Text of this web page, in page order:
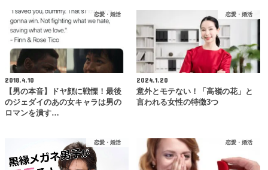
恋愛・婚活
2018.4.10
【男の本音】ドヤ顔に戦慄！最後
のジェダイのあの女キャラは男の
ロマンを潰す…
恋愛・婚活
2024.1.20
意外とモテない！「高嶺の花」と
言われる女性の特徴3つ
恋愛・婚活 恋愛・婚活